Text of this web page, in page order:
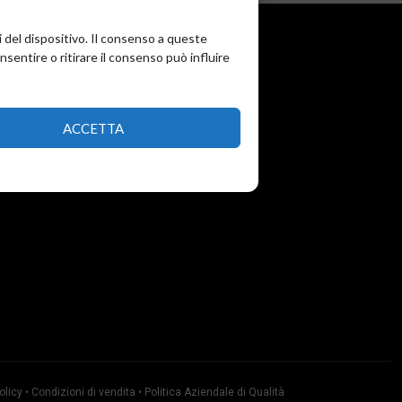
del dispositivo. Il consenso a queste
o ritirare il consenso può influire
ACCETTA
• Condizioni di vendita • Politica Aziendale di Qualità